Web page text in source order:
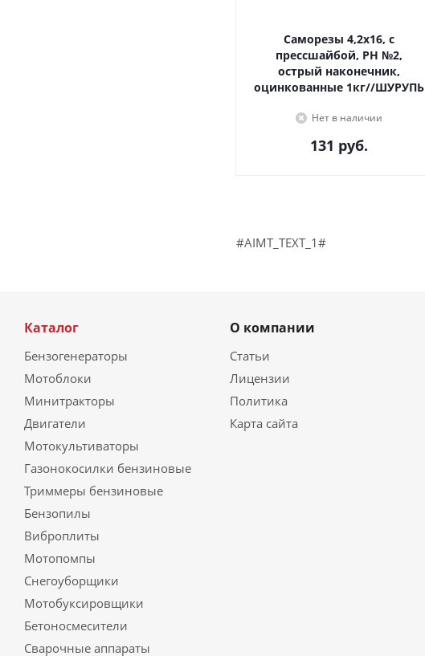
Саморезы 4,2х16, с
прессшайбой, PH №2,
острый наконечник,
оцинкованные 1кг//ШУРУПЬ
Нет в наличии
131 руб.
#AIMT_TEXT_1#
Каталог
Бензогенераторы
Мотоблоки
Минитракторы
Двигатели
Мотокультиваторы
Газонокосилки бензиновые
Триммеры бензиновые
Бензопилы
Виброплиты
Мотопомпы
Снегоуборщики
Мотобуксировщики
Бетоносмесители
Сварочные аппараты
О компании
Статьи
Лицензии
Политика
Карта сайта